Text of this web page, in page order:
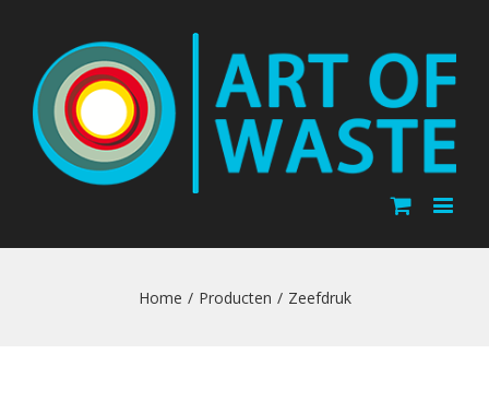
Home / Producten / Zeefdruk